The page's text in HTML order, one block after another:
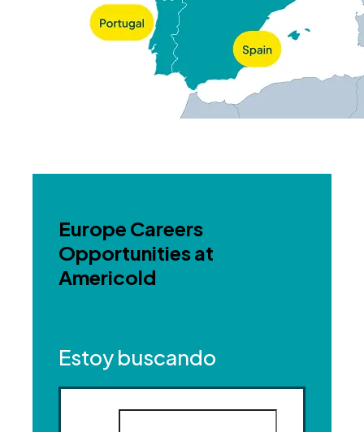
Europe Careers
Opportunities at
Americold
Estoy buscando